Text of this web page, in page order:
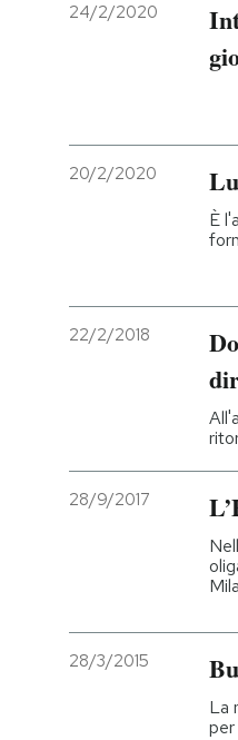
NEWSLETTER
AREA PERSONALE
24/2/2020
20/2/2020
È
22/2/2018
28/9/2017
28/3/2015
La